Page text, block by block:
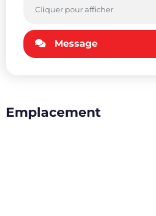
Cliquer pour afficher
Message
Emplacement